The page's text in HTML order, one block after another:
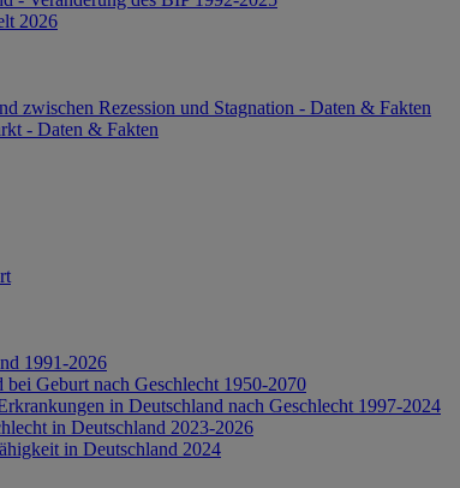
2026
zwischen Rezession und Stagnation - Daten & Fakten
- Daten & Fakten
1991-2026
Geburt nach Geschlecht 1950-2070
in Deutschland nach Geschlecht 1997-2024
in Deutschland 2023-2026
in Deutschland 2024